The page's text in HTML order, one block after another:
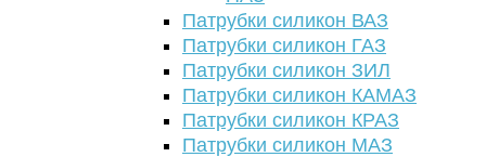
Патрубки силикон ВАЗ
Патрубки силикон ГАЗ
Патрубки силикон ЗИЛ
Патрубки силикон КАМАЗ
Патрубки силикон КРАЗ
Патрубки силикон МАЗ